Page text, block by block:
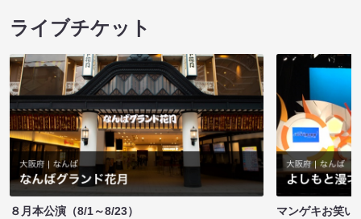
ライブチケット
８月本公演（8/1～8/23）
マンゲキお笑い